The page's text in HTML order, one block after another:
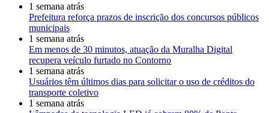
1 semana atrás
Prefeitura reforça prazos de inscrição dos concursos públicos
municipais
1 semana atrás
Em menos de 30 minutos, atuação da Muralha Digital
recupera veículo furtado no Contorno
1 semana atrás
Usuários têm últimos dias para solicitar o uso de créditos do
transporte coletivo
1 semana atrás